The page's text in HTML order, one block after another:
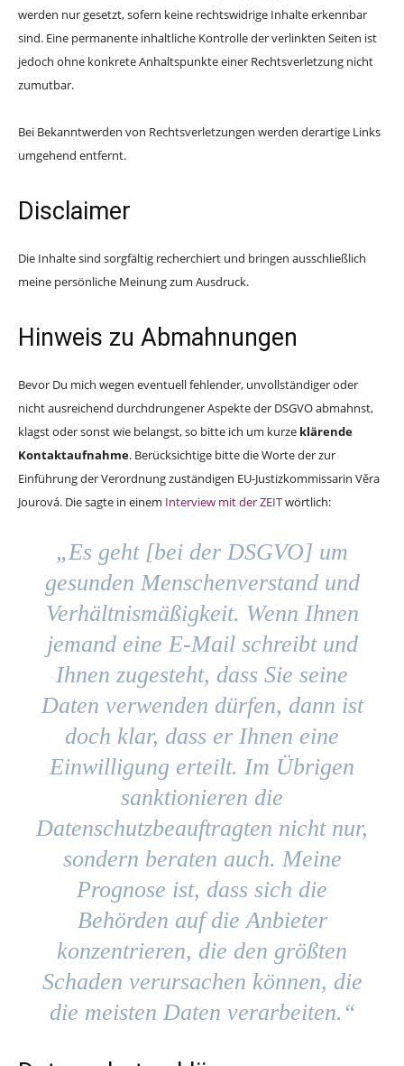
werden nur gesetzt, sofern keine rechtswidrige Inhalte erkennbar
sind. Eine permanente inhaltliche Kontrolle der verlinkten Seiten ist
jedoch ohne konkrete Anhaltspunkte einer Rechtsverletzung nicht
zumutbar.
Bei Bekanntwerden von Rechtsverletzungen werden derartige Links
umgehend entfernt.
Disclaimer
Die Inhalte sind sorgfältig recherchiert und bringen ausschließlich
meine persönliche Meinung zum Ausdruck.
Hinweis zu Abmahnungen
Bevor Du mich wegen eventuell fehlender, unvollständiger oder
nicht ausreichend durchdrungener Aspekte der DSGVO abmahnst,
klagst oder sonst wie belangst, so bitte ich um kurze klärende
Kontaktaufnahme. Berücksichtige bitte die Worte der zur
Einführung der Verordnung zuständigen EU-Justizkommissarin Věra
Jourová. Die sagte in einem Interview mit der ZEITwörtlich:
„Es geht [bei der DSGVO] um
gesunden Menschenverstand und
Verhältnismäßigkeit. Wenn Ihnen
jemand eine E-Mail schreibt und
Ihnen zugesteht, dass Sie seine
Daten verwenden dürfen, dann ist
doch klar, dass er Ihnen eine
Einwilligung erteilt. Im Übrigen
sanktionieren die
Datenschutzbeauftragten nicht nur,
sondern beraten auch. Meine
Prognose ist, dass sich die
Behörden auf die Anbieter
konzentrieren, die den größten
Schaden verursachen können, die
die meisten Daten verarbeiten.“